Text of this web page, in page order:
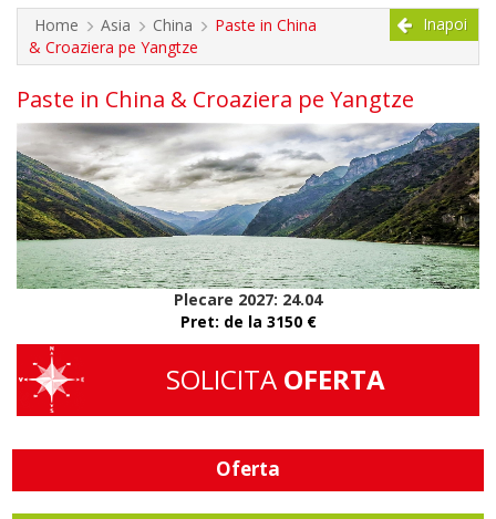
Home Asia China
Paste in China
& Croaziera pe Yangtze
Inapoi
Paste in China & Croaziera pe Yangtze
Plecare 2027: 24.04
Pret: de la 3150 €
SOLICITA OFERTA
Oferta